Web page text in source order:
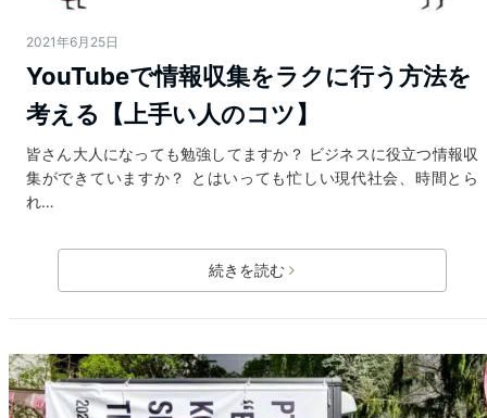
2021年6月25日
YouTubeで情報収集をラクに行う方法を
考える【上手い人のコツ】
皆さん大人になっても勉強してますか？ ビジネスに役立つ情報収
集ができていますか？ とはいっても忙しい現代社会、時間とら
れ…
続きを読む